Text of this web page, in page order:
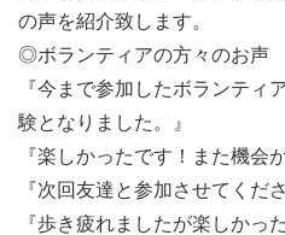
の声を紹介致します。
◎ボランティアの方々のお声
『今まで参加したボランティ
験となりました。』
『楽しかったです！また機会
『次回友達と参加させてくださ
『歩き疲れましたが楽しかっ